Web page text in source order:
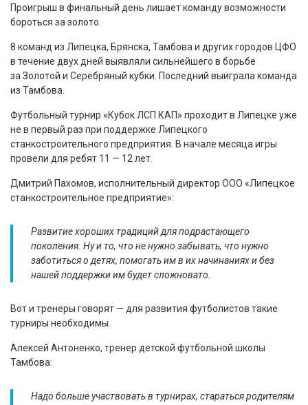
Проигрыш в финальный день лишает команду возможности
бороться за золото.
8 команд из Липецка, Брянска, Тамбова и других городов ЦФО
в течение двух дней выявляли сильнейшего в борьбе
за Золотой и Серебряный кубки. Последний выиграла команда
из Тамбова.
Футбольный турнир «Кубок ЛСП КАП» проходит в Липецке уже
не в первый раз при поддержке Липецкого
станкостроительного предприятия. В начале месяца игры
провели для ребят 11 — 12 лет.
Дмитрий Пахомов, исполнительный директор ООО «Липецкое
станкостроительное предприятие»:
Развитие хороших традиций для подрастающего
поколения. Ну и то, что не нужно забывать, что нужно
заботиться о детях, помогать им в их начинаниях и без
нашей поддержки им будет сложновато.
Вот и тренеры говорят — для развития футболистов такие
турниры необходимы.
Алексей Антоненко, тренер детской футбольной школы
Тамбова:
Надо больше участвовать в турнирах, стараться родителям